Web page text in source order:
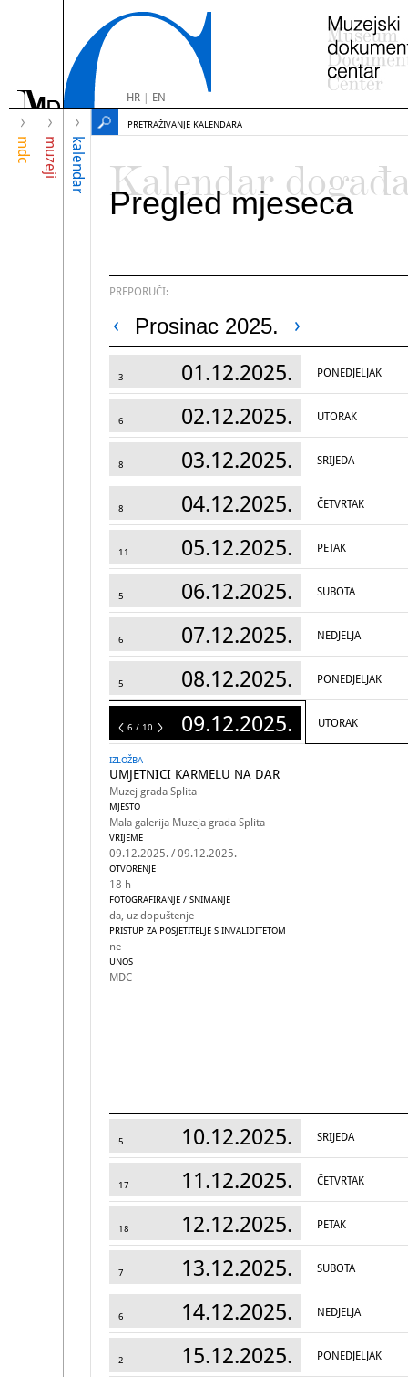
HR| EN
mdc muzeji kalendar
PRETRAŽIVANJE KALENDARA
Kalendar
Pregled mjeseca
PREPORUČI:
Prosinac 2025.
3 01.12.2025. PONEDJELJAK
6 02.12.2025. UTORAK
8 03.12.2025. SRIJEDA
8 04.12.2025. ČETVRTAK
11 05.12.2025. PETAK
5 06.12.2025. SUBOTA
6 07.12.2025. NEDJELJA
5 08.12.2025. PONEDJELJAK
10 09.12.2025. UTORAK
6 / 10
IZLOŽBA
UMJETNICI KARMELU NA DAR
Muzej grada Splita
MJESTO
Mala galerija Muzeja grada Splita
VRIJEME
09.12.2025. / 09.12.2025.
OTVORENJE
18 h
FOTOGRAFIRANJE / SNIMANJE
da, uz dopuštenje
PRISTUP ZA POSJETITELJE S INVALIDITETOM
ne
UNOS
MDC
5 10.12.2025. SRIJEDA
17 11.12.2025. ČETVRTAK
18 12.12.2025. PETAK
7 13.12.2025. SUBOTA
6 14.12.2025. NEDJELJA
2 15.12.2025. PONEDJELJAK